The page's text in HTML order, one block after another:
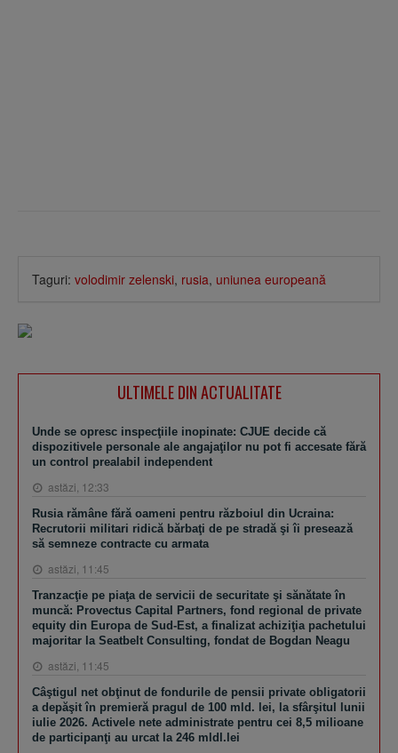
Taguri: volodimir zelenski, rusia, uniunea europeană
ULTIMELE DIN ACTUALITATE
Unde se opresc inspecţiile inopinate: CJUE decide că
dispozitivele personale ale angajaţilor nu pot fi accesate fără
un control prealabil independent
astăzi, 12:33
Rusia rămâne fără oameni pentru războiul din Ucraina:
Recrutorii militari ridică bărbaţi de pe stradă şi îi presează
să semneze contracte cu armata
astăzi, 11:45
Tranzacţie pe piaţa de servicii de securitate şi sănătate în
muncă: Provectus Capital Partners, fond regional de private
equity din Europa de Sud-Est, a finalizat achiziţia pachetului
majoritar la Seatbelt Consulting, fondat de Bogdan Neagu
astăzi, 11:45
Câştigul net obţinut de fondurile de pensii private obligatorii
a depăşit în premieră pragul de 100 mld. lei, la sfârşitul lunii
iulie 2026. Activele nete administrate pentru cei 8,5 milioane
de participanţi au urcat la 246 mldl.lei